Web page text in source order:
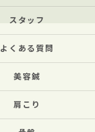
スタッフ
よくある質問
美容鍼
肩こり